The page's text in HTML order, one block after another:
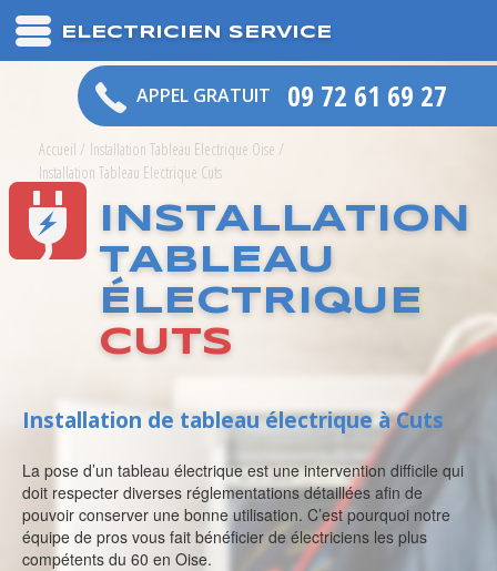
ELECTRICIEN SERVICE
APPEL GRATUIT 09 72 61 69 27
Accueil / Installation Tableau Electrique Oise /
Installation Tableau Electrique Cuts
INSTALLATION
TABLEAU
ÉLECTRIQUE
CUTS
Installation de tableau électrique à Cuts
La pose d’un tableau électrique est une intervention difficile qui
doit respecter diverses réglementations détaillées afin de
pouvoir conserver une bonne utilisation. C’est pourquoi notre
équipe de pros vous fait bénéficier de électriciens les plus
compétents du 60 en Oise.